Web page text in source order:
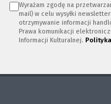
Wyrażam zgodę na
mail) w celu wysyłki
otrzymywanie informacji
Prawa komunikacji
Informacji Kulturalnej.